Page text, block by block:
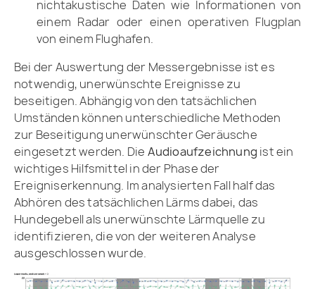
nichtakustische Daten wie Informationen von
einem Radar oder einen operativen Flugplan
von einem Flughafen.
Bei der Auswertung der Messergebnisse ist es
notwendig, unerwünschte Ereignisse zu
beseitigen. Abhängig von den tatsächlichen
Umständen können unterschiedliche Methoden
zur Beseitigung unerwünschter Geräusche
eingesetzt werden. Die Audioaufzeichnung ist ein
wichtiges Hilfsmittel in der Phase der
Ereigniserkennung. Im analysierten Fall half das
Abhören des tatsächlichen Lärms dabei, das
Hundegebell als unerwünschte Lärmquelle zu
identifizieren, die von der weiteren Analyse
ausgeschlossen wurde.